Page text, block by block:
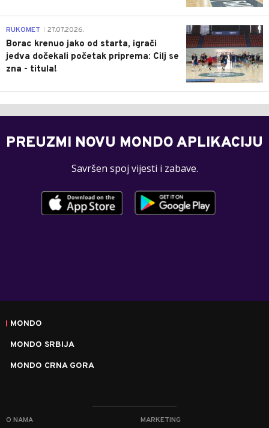
0
RUKOMET 27.07.2026.
Borac krenuo jako od starta, igrači
jedva dočekali početak priprema: Cilj se
zna - titula!
PREUZMI NOVU MONDO APLIKACIJU
Savršen spoj vijesti i zabave.
MONDO
MONDO SRBIJA
MONDO CRNA GORA
O NAMA MARKETING